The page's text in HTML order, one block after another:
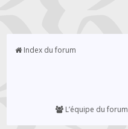
Index du forum
L’équipe du forum